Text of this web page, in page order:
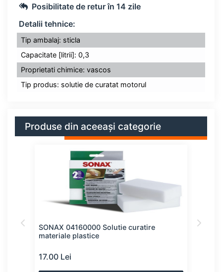
Posibilitate de retur în 14 zile
Detalii tehnice:
Tip ambalaj: sticla
Capacitate [litrii]: 0,3
Proprietati chimice: vascos
Tip produs: solutie de curatat motorul
Produse din aceeași categorie
SONAX 04160000 Solutie curatire
materiale plastice
17.00 Lei